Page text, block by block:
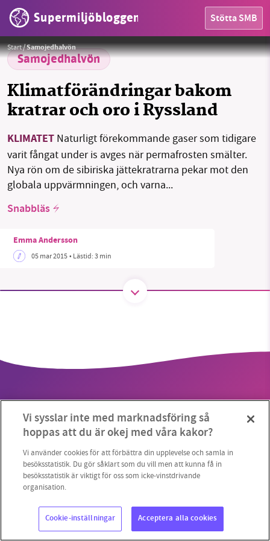
Supermiljöbloggen Stötta SMB
OMRÅDEN
MILJÖFAKTA
OM OSS
Sök Sparade inlägg Tipsa oss
Start/Samojedhalvön
Samojedhalvön
Klimatförändringar bakom
kratrar och oro i Ryssland
KLIMATET Naturligt förekommande gaser som tidigare
varit fångat under is avges när permafrosten smälter.
Nya rön om de sibiriska jättekratrarna pekar mot den
globala uppvärmningen, och varna...
Snabbläs
Emma Andersson
05 mar 2015• Lästid:3 min
Emma Pike // Public domain
Copyright 2023 © Supermiljöbloggen Cookieinställningar
nyhetsbevakning och granskningar. Nu vill vi
vill hjälpa oss.
Stötta vårt arbete genom att swisha en slant till
1231368703
Läs vad vi vill göra
Vi sysslar inte med marknadsföring så
hoppas att du är okej med våra kakor?
Vi använder cookies för att förbättra din upplevelse och samla in
besöksstatistik. Du gör såklart som du vill men att kunna få in
besöksstatistik är viktigt för oss som icke-vinstdrivande
organisation.
Cookie-inställningar Acceptera alla cookies